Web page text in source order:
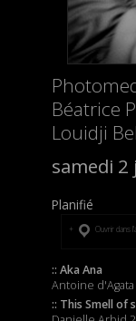
Béatrice
Louidji
samedi
Planifié
Ouvrir dans
:: Aka Ana
Antoine
:: This Smell of